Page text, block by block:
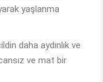
yaşlanma
daha aydınlık ve
ve mat bir